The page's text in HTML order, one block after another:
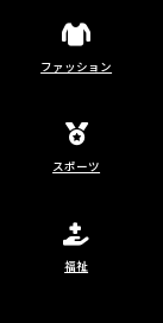
ファッション
スポーツ
福祉